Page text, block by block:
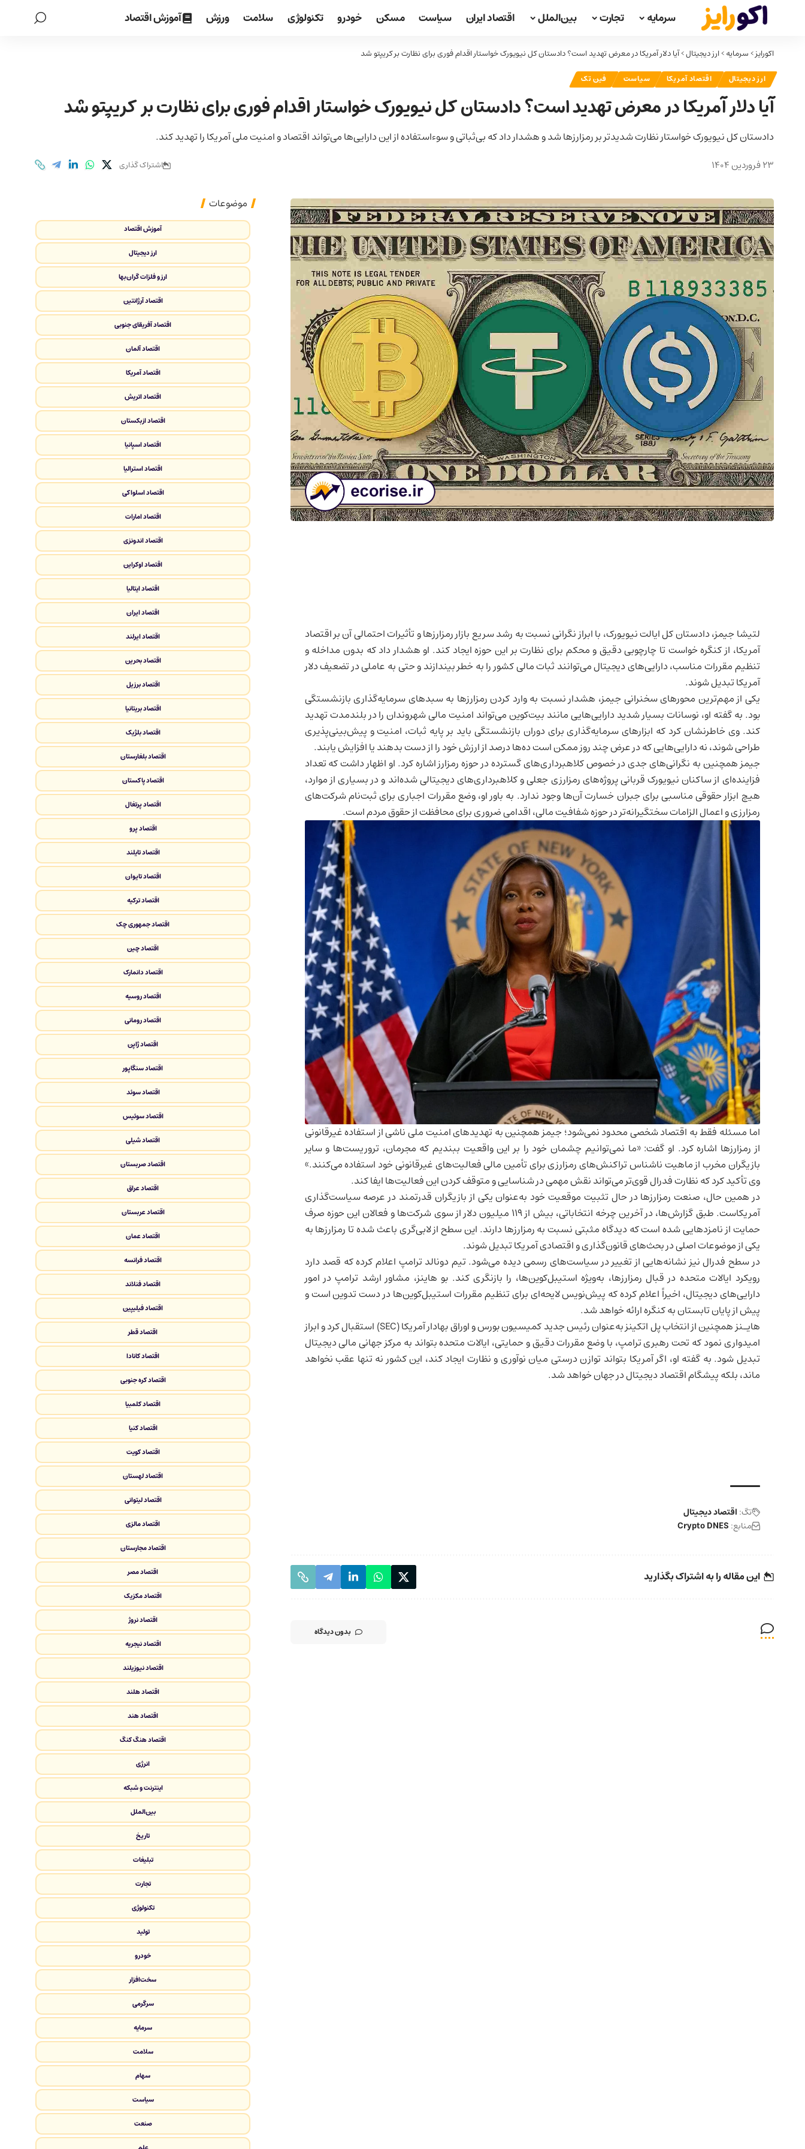
سرمایه تجارت بین‌الملل اقتصاد ایران سیاست مسکن خودرو تکنولوژی سلامت ورزش آموزش اقتصاد
اکورایز>سرمایه>ارز دیجیتال>آیا دلار آمریکا در معرض تهدید است؟ دادستان کل نیویورک خواستار اقدام فوری برای نظارت بر کریپتو شد
ارز دیجیتال اقتصاد آمریکا سیاست فین تک
آیا دلار آمریکا در معرض تهدید است؟ دادستان کل نیویورک خواستار اقدام فوری برای نظارت بر کریپتو شد
دادستان کل نیویورک خواستار نظارت شدیدتر بر رمزارزها شد و هشدار داد که بی‌ثباتی و سوءاستفاده از این دارایی‌ها می‌تواند اقتصاد و امنیت ملی آمریکا را تهدید کند.
23 فروردین 1404 اشتراک گذاری
لتیشا جیمز، دادستان کل ایالت نیویورک، با ابراز نگرانی نسبت به رشد سریع بازار رمزارزها و تأثیرات احتمالی آن براقتصاد
آمریکا، از کنگره خواست تا چارچوبی دقیق و محکم برای نظارت بر این حوزه ایجاد کند. او هشدار داد که بدون مداخله و
تنظیم مقررات مناسب، دارایی‌های دیجیتال می‌توانند ثبات مالی کشور را به خطر بیندازند و حتی به عاملی در تضعیف دلار
آمریکا تبدیل شوند.
یکی از مهم‌ترین محورهای سخنرانی جیمز، هشدار نسبت به وارد کردن رمزارزها به سبدهای سرمایه‌گذاری بازنشستگی
بود. به گفته او، نوسانات بسیار شدید دارایی‌هایی مانند بیت‌کوین می‌تواند امنیت مالی شهروندان را در بلندمدت تهدید
کند. وی خاطرنشان کرد که ابزارهای سرمایه‌گذاری برای دوران بازنشستگی باید بر پایه ثبات، امنیت و پیش‌بینی‌پذیری
طراحی شوند، نه دارایی‌هایی که در عرض چند روز ممکن است ده‌ها درصد از ارزش خود را از دست بدهند یا افزایش یابند.
جیمز همچنین به نگرانی‌های جدی در خصوص کلاهبرداری‌های گسترده در حوزه رمزارز اشاره کرد. او اظهار داشت که تعداد
فزاینده‌ای از ساکنان نیویورک قربانی پروژه‌های رمزارزی جعلی و کلاهبرداری‌های دیجیتالی شده‌اند و در بسیاری از موارد،
هیچ ابزار حقوقی مناسبی برای جبران خسارت آن‌ها وجود ندارد. به باور او، وضع مقررات اجباری برای ثبت‌نام شرکت‌های
رمزارزی و اعمال الزامات سختگیرانه‌تر در حوزه شفافیت مالی، اقدامی ضروری برای محافظت از حقوق مردم است.
اما مسئله فقط به اقتصاد شخصی محدود نمی‌شود؛ جیمز همچنین به تهدیدهای امنیت ملی ناشی از استفاده غیرقانونی
از رمزارزها اشاره کرد. او گفت: «ما نمی‌توانیم چشمان خود را بر این واقعیت ببندیم که مجرمان، تروریست‌ها و سایر
بازیگران مخرب از ماهیت ناشناس تراکنش‌های رمزارزی برای تأمین مالی فعالیت‌های غیرقانونی خود استفاده می‌کنند.»
وی تأکید کرد که نظارت فدرال قوی‌تر می‌تواند نقش مهمی در شناسایی و متوقف کردن این فعالیت‌ها ایفا کند.
در همین حال، صنعت رمزارزها در حال تثبیت موقعیت خود به‌عنوان یکی از بازیگران قدرتمند در عرصه سیاست‌گذاری
آمریکاست. طبق گزارش‌ها، در آخرین چرخه انتخاباتی، بیش از ۱۱۹ میلیون دلار از سوی شرکت‌ها و فعالان این حوزه صرف
حمایت از نامزدهایی شده است که دیدگاه مثبتی نسبت به رمزارزها دارند. این سطح از لابی‌گری باعث شده تا رمزارزها به
یکی از موضوعات اصلی در بحث‌های قانون‌گذاری و اقتصادی آمریکا تبدیل شوند.
در سطح فدرال نیز نشانه‌هایی از تغییر در سیاست‌های رسمی دیده می‌شود. تیم دونالد ترامپ اعلام کرده که قصد دارد
رویکرد ایالات متحده در قبال رمزارزها، به‌ویژه استیبل‌کوین‌ها، را بازنگری کند. بو هاینز، مشاور ارشد ترامپ در امور
دارایی‌های دیجیتال، اخیراً اعلام کرده که پیش‌نویس لایحه‌ای برای تنظیم مقررات استیبل‌کوین‌ها در دست تدوین است و
پیش از پایان تابستان به کنگره ارائه خواهد شد.
هایـنز همچنین از انتخاب پل اتکینز به‌عنوان رئیس جدید کمیسیون بورس و اوراق بهادار آمریکا (SEC) استقبال کرد و ابراز
امیدواری نمود که تحت رهبری ترامپ، با وضع مقررات دقیق و حمایتی، ایالات متحده بتواند به مرکز جهانی مالی دیجیتال
تبدیل شود. به گفته او، اگر آمریکا بتواند توازن درستی میان نوآوری و نظارت ایجاد کند، این کشور نه تنها عقب نخواهد
ماند، بلکه پیشگاماقتصاد دیجیتالدر جهان خواهد شد.
تگ: اقتصاد دیجیتال
منابع: Crypto DNES
این مقاله را به اشتراک بگذارید
بدون دیدگاه
موضوعات
آموزش اقتصاد
ارز دیجیتال
ارز و فلزات گران‌بها
اقتصاد آرژانتین
اقتصاد آفریقای جنوبی
اقتصاد آلمان
اقتصاد آمریکا
اقتصاد اتریش
اقتصاد ازبکستان
اقتصاد اسپانیا
اقتصاد استرالیا
اقتصاد اسلواکی
اقتصاد امارات
اقتصاد اندونزی
اقتصاد اوکراین
اقتصاد ایتالیا
اقتصاد ایران
اقتصاد ایرلند
اقتصاد بحرین
اقتصاد برزیل
اقتصاد بریتانیا
اقتصاد بلژیک
اقتصاد بلغارستان
اقتصاد پاکستان
اقتصاد پرتغال
اقتصاد پرو
اقتصاد تایلند
اقتصاد تایوان
اقتصاد ترکیه
اقتصاد جمهوری چک
اقتصاد چین
اقتصاد دانمارک
اقتصاد روسیه
اقتصاد رومانی
اقتصاد ژاپن
اقتصاد سنگاپور
اقتصاد سوئد
اقتصاد سوئیس
اقتصاد شیلی
اقتصاد صربستان
اقتصاد عراق
اقتصاد عربستان
اقتصاد عمان
اقتصاد فرانسه
اقتصاد فنلاند
اقتصاد فیلیپین
اقتصاد قطر
اقتصاد کانادا
اقتصاد کره جنوبی
اقتصاد کلمبیا
اقتصاد کنیا
اقتصاد کویت
اقتصاد لهستان
اقتصاد لیتوانی
اقتصاد مالزی
اقتصاد مجارستان
اقتصاد مصر
اقتصاد مکزیک
اقتصاد نروژ
اقتصاد نیجریه
اقتصاد نیوزیلند
اقتصاد هلند
اقتصاد هند
اقتصاد هنگ کنگ
انرژی
اینترنت و شبکه
بین‌الملل
تاریخ
تبلیغات
تجارت
تکنولوژی
تولید
خودرو
سخت‌افزار
سرگرمی
سرمایه
سلامت
سهام
سیاست
صنعت